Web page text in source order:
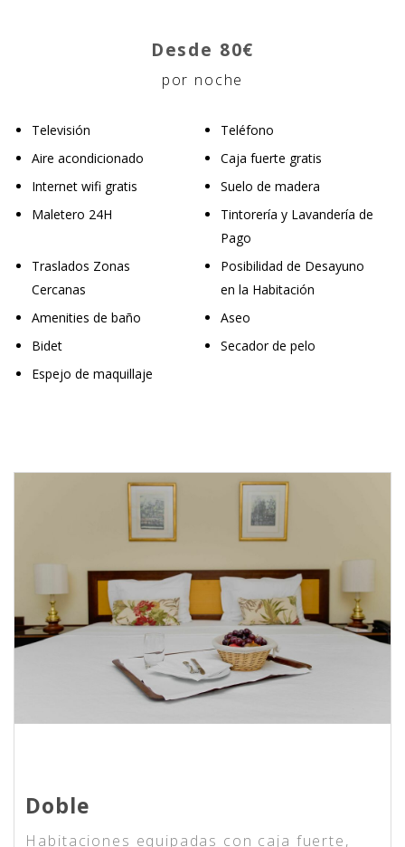
Desde 80€
por noche
Televisión
Teléfono
Aire acondicionado
Caja fuerte gratis
Internet wifi gratis
Suelo de madera
Maletero 24H
Tintorería y Lavandería de
Pago
Traslados Zonas
Cercanas
Posibilidad de Desayuno
en la Habitación
Amenities de baño
Aseo
Bidet
Secador de pelo
Espejo de maquillaje
Doble
Habitaciones equipadas con caja fuerte,